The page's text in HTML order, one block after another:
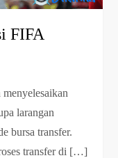
FIFA
larangan
bursa transfer.
transfer di […]